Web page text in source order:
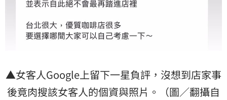
▲女客人Google上留下一星負評，沒想到店家事
後竟肉搜該女客人的個資與照片。（圖／翻攝自